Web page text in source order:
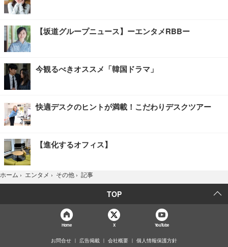
【坂道グループニュース】ーエンタメRBBー
今観るべきオススメ「韓国ドラマ」
快適デスクのヒントが満載！こだわりデスクツアー
【進化するオフィス】
ホーム › エンタメ › その他 › 記事
TOP
Home X YouTube
お問合せ 広告掲載 会社概要 個人情報保護方針